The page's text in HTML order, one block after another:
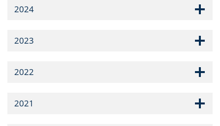
2024
2023
2022
2021